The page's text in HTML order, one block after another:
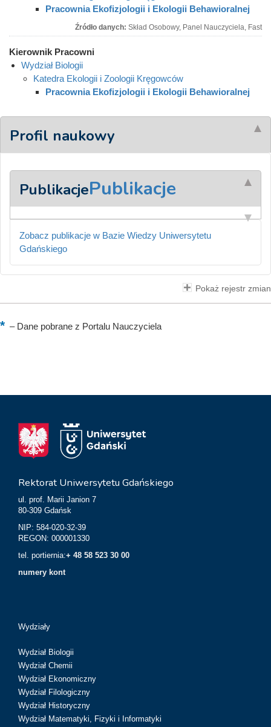
Pracownia Ekofizjologii i Ekologii Behawioralnej
Źródło danych: Skład Osobowy, Panel Nauczyciela, Fast
Kierownik Pracowni
Wydział Biologii
Katedra Ekologii i Zoologii Kręgowców
Pracownia Ekofizjologii i Ekologii Behawioralnej
Profil naukowy
PublikacjePublikacje
Zobacz publikacje w Bazie Wiedzy Uniwersytetu
Gdańskiego
Pokaż rejestr zmian
–Dane pobrane z Portalu Nauczyciela
Rektorat Uniwersytetu Gdańskiego
ul. prof. Marii Janion 7
80-309 Gdańsk
NIP: 584-020-32-39
REGON: 000001330
tel. portiernia:+ 48 58 523 30 00
numery kont
Wydziały
Wydział Biologii
Wydział Chemii
Wydział Ekonomiczny
Wydział Filologiczny
Wydział Historyczny
Wydział Matematyki, Fizyki i Informatyki